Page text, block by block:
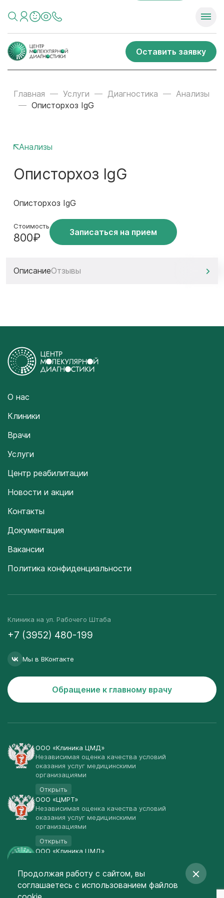
Оставить заявку
Главная Услуги Диагностика
Анализы
Описторхоз IgG
Анализы
Описторхоз IgG
Описторхоз IgG
Стоимость
800₽ Записаться на прием
ОписаниеОтзывы
О нас
Клиники
Врачи
Услуги
Центр реабилитации
Новости и акции
Контакты
Документация
Вакансии
Политика конфиденциальности
Клиника на ул. Рабочего Штаба
+7 (3952) 480-199
Мы в ВКонтакте
Обращение к главному врачу
ООО «Клиника ЦМД»
Независимая оценка качества условий
оказания услуг медицинскими
организациями
Открыть
ООО «ЦМРТ»
Независимая оценка качества условий
оказания услуг медицинскими
организациями
Открыть
ООО «Клиника ЦМД»
Открыть
© Клиника ЦМД 2003-2026
Продолжая работу с сайтом, вы
соглашаетесь с использованием файлов